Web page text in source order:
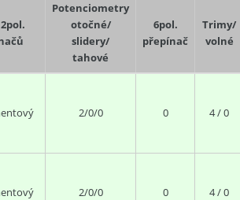
Potenciometry
otočné/
slidery/
tahové
6pol.
přepínač
Trimy/
volné
2/0/0 0 4 / 0
2/0/0 0 4 / 0